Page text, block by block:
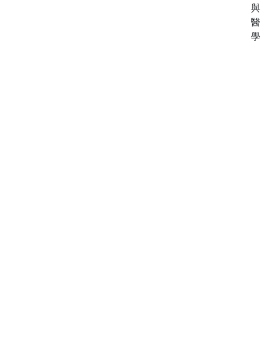
與
醫
學